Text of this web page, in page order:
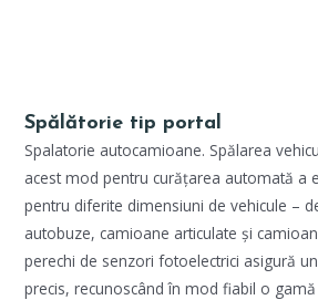
Spălătorie tip portal
Spalatorie autocamioane. Spălarea
acest mod pentru curățarea automată a
pentru diferite dimensiuni de vehicule –
autobuze, camioane articulate și
perechi de senzori fotoelectrici asigură
precis, recunoscând în mod fiabil o